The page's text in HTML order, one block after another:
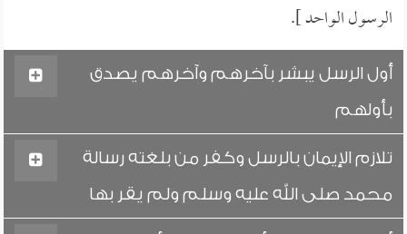
الرسول الواحد ].
أول الرسل يبشر بآخرهم وآخرهم يصدق
بأولهم
تلازم الإيمان بالرسل وكفر من بلغته رسالة
محمد صلى الله عليه وسلم ولم يقر بها